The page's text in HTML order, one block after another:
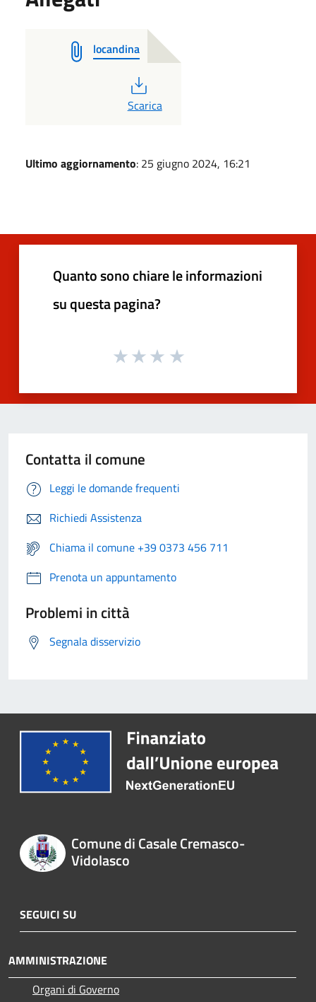
locandina
PDF
Scarica
Ultimo aggiornamento: 25 giugno 2024, 16:21
Quanto sono chiare le informazioni
su questa pagina?
Contatta il comune
Leggi le domande frequenti
Richiedi Assistenza
Chiama il comune +39 0373 456 711
Prenota un appuntamento
Problemi in città
Segnala disservizio
Comune di Casale Cremasco-
Vidolasco
SEGUICI SU
AMMINISTRAZIONE
Organi di Governo